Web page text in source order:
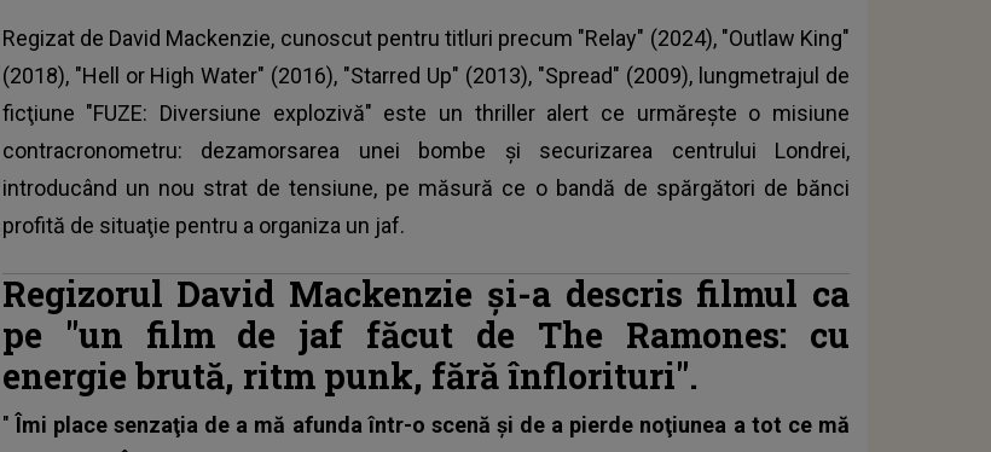
Regizat de David Mackenzie, cunoscut pentru titluri precum "Relay" (2024), "Outlaw King"
(2018), "Hell or High Water" (2016), "Starred Up" (2013), "Spread" (2009), lungmetrajul de
ficţiune "FUZE: Diversiune explozivă" este un thriller alert ce urmăreşte o misiune
contracronometru: dezamorsarea unei bombe şi securizarea centrului Londrei,
introducând un nou strat de tensiune, pe măsură ce o bandă de spărgători de bănci
profită de situaţie pentru a organiza un jaf.
Regizorul David Mackenzie şi-a descris filmul ca
pe "un film de jaf făcut de The Ramones: cu
energie brută, ritm punk, fără înflorituri".
"Îmi place senzaţia de a mă afunda într-o scenă şi de a pierde noţiunea a tot ce mă